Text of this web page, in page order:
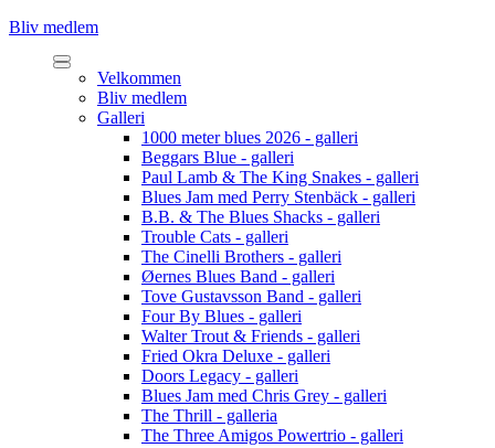
Bliv medlem
Velkommen
Bliv medlem
Galleri
1000 meter blues 2026 - galleri
Beggars Blue - galleri
Paul Lamb & The King Snakes - galleri
Blues Jam med Perry Stenbäck - galleri
B.B. & The Blues Shacks - galleri
Trouble Cats - galleri
The Cinelli Brothers - galleri
Øernes Blues Band - galleri
Tove Gustavsson Band - galleri
Four By Blues - galleri
Walter Trout & Friends - galleri
Fried Okra Deluxe - galleri
Doors Legacy - galleri
Blues Jam med Chris Grey - galleri
The Thrill - galleria
The Three Amigos Powertrio - galleri